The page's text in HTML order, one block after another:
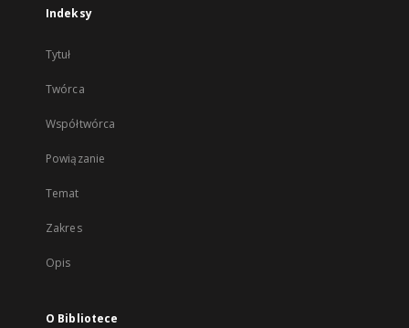
Indeksy
Tytuł
Twórca
Współtwórca
Powiązanie
Temat
Zakres
Opis
O Bibliotece